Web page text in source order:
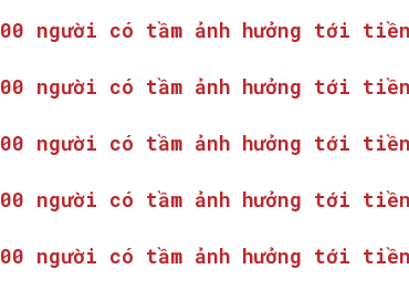
người có tầm ảnh hưởng tới
người có tầm ảnh hưởng tới
người có tầm ảnh hưởng tới
người có tầm ảnh hưởng tới
người có tầm ảnh hưởng tới